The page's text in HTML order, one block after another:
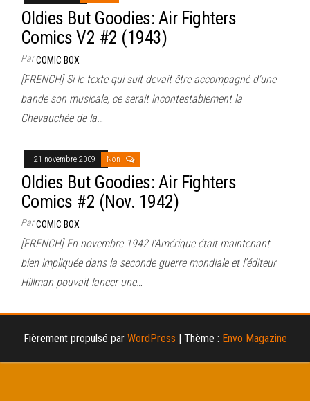
Oldies But Goodies: Air Fighters
Comics V2 #2 (1943)
ParCOMIC BOX
[FRENCH] Si le texte qui suit devait être accompagné d’une
bande son musicale, ce serait incontestablement la
Chevauchée de la…
21 novembre 2009 Non
Oldies But Goodies: Air Fighters
Comics #2 (Nov. 1942)
ParCOMIC BOX
[FRENCH] En novembre 1942 l’Amérique était maintenant
bien impliquée dans la seconde guerre mondiale et l’éditeur
Hillman pouvait lancer une…
Fièrement propulsé par WordPress Thème : Envo Magazine